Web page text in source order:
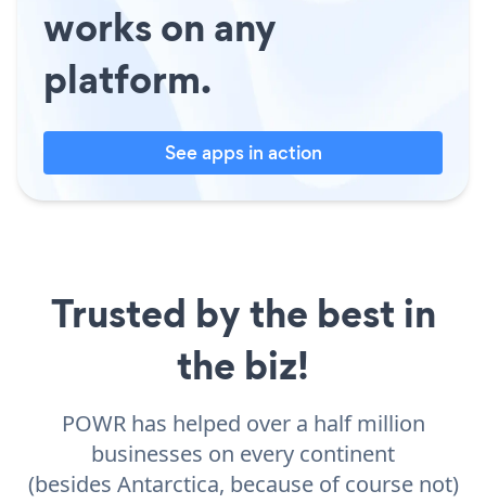
works on any
platform.
See apps in action
Trusted by the best in
the biz!
POWR has helped over a half million
businesses on every continent
(besides Antarctica, because of course not)